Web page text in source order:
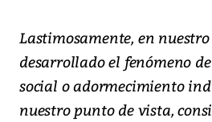
Lastimosamente, en
desarrollado el fenómeno
social o adormecimiento
nuestro punto de vista,